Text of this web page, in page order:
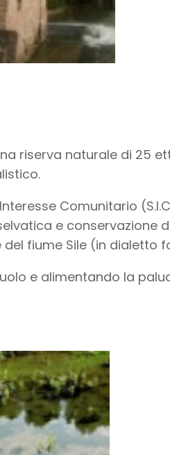
riserva naturale di 25
Comunitario
e conservazione
fiume Sile (in dialetto
e alimentando la